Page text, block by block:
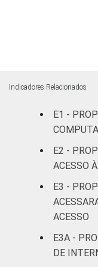
FAIXA
Indicadores Relacionados
E1 -
E2 -
ACESSO
E3 -
ACESSO
E3A -
DE